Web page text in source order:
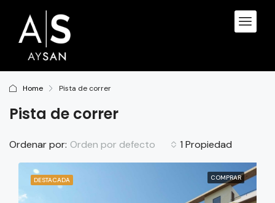
Home Pista de correr
Pista de correr
1 Propiedad
Ordenar por: Orden por defecto
DESTACADA COMPRAR